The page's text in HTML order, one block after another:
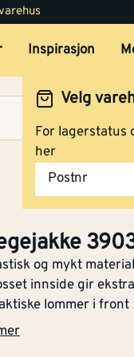
Inspirasjon
Velg
For lagerstatus
her
Postnr
og mykt
innside gir
lommer i front
3903
3903 svart